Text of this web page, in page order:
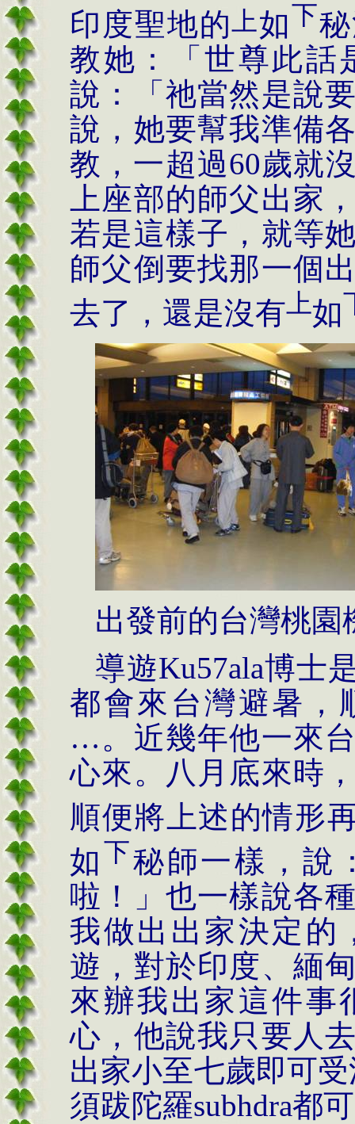
印度聖地的 上如下
教她：「世尊此話
說：「祂當然是說
說，她要幫我準備
教，一超過60歲就
上座部的師父出家
若是這樣子，就等
師父倒要找那一個
去了，還是沒有 上如
出發前的台灣桃園
導遊Ku57ala博士
都會來台灣避暑，
…。近幾年他一來
心來。八月底來時
順便將上述的情形
如 下秘師一樣，說
啦！」也一樣說各
我做出出家決定的
遊，對於印度、緬
來辦我出家這件事
心，他說我只要人
出家小至七歲即可
須跋陀羅subhdra都